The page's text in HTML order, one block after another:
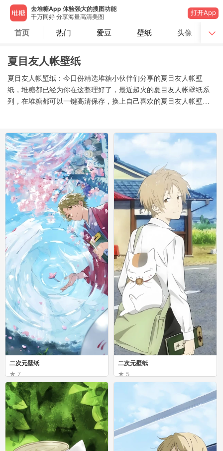
去堆糖App 体验强大的搜图功能
千万同好 分享海量高清美图
打开App
首页 热门 爱豆 壁纸 头像
夏目友人帐壁纸
夏目友人帐壁纸：今日份精选堆糖小伙伴们分享的夏目友人帐壁
纸，堆糖都已经为你在这整理好了，最近超火的夏目友人帐壁纸系
列，在堆糖都可以一键高清保存，换上自己喜欢的夏目友人帐壁
二次元壁纸
5
二次元壁纸
7
二次元壁纸